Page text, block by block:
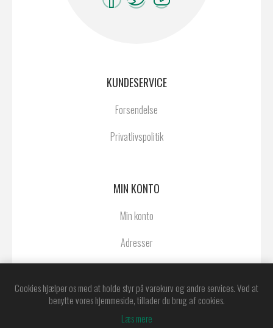
KUNDESERVICE
Forsendelse
Privatlivspolitik
MIN KONTO
Min konto
Adresser
Cookies hjælper os med at holde styr på varekurv og andre services. Ved at
benytte vores hjemmeside, tillader du brug af cookies.
Læs mere